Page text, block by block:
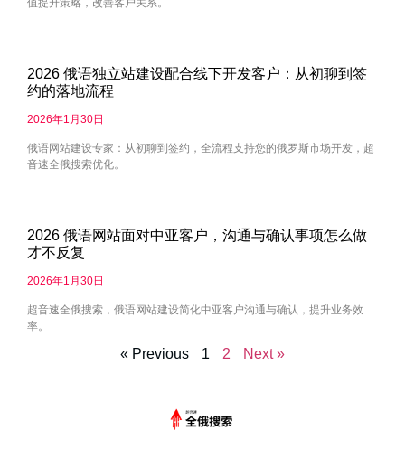
值提升策略，改善客户关系。
2026 俄语独立站建设配合线下开发客户：从初聊到签
约的落地流程
2026年1月30日
俄语网站建设专家：从初聊到签约，全流程支持您的俄罗斯市场开发，超
音速全俄搜索优化。
2026 俄语网站面对中亚客户，沟通与确认事项怎么做
才不反复
2026年1月30日
超音速全俄搜索，俄语网站建设简化中亚客户沟通与确认，提升业务效
率。
« Previous 1 2 Next »